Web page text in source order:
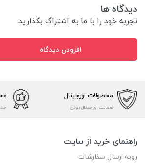
دیدگاه ها
تجربه خود را با ما به اشتراگ بگذارید
افزودن دیدگاه
محصولات اورجینال
ضمانت اورجینال بودن
راهنمای خرید از سایت
رویه ارسال سفارشات